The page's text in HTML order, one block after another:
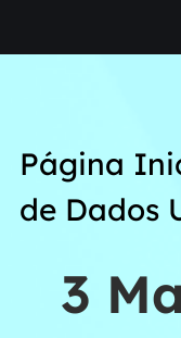
Página
de Dados
3